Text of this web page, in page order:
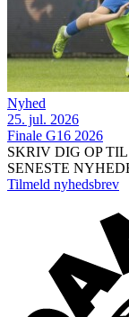
Nyhed
25. jul. 2026
Finale G16 2026
SKRIV DIG OP
SENESTE
Tilmeld nyhedsbrev